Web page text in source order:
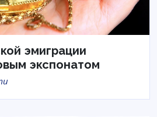
эмиграции
экспонатом